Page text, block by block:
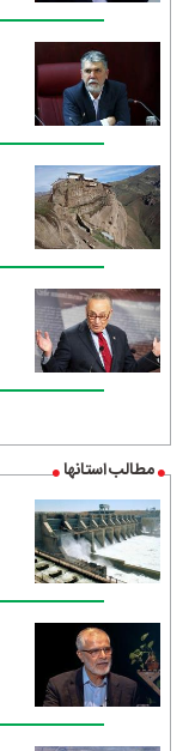
مطالب استانها